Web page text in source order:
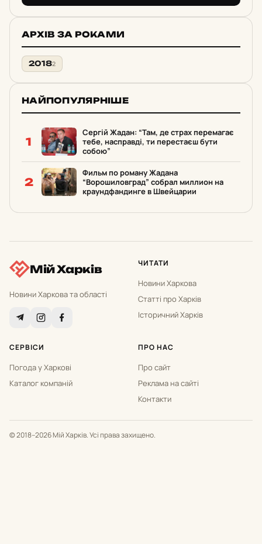
АРХІВ ЗА РОКАМИ
20182
НАЙПОПУЛЯРНІШЕ
1
Сергій Жадан: “Там, де страх перемагає
тебе, насправді, ти перестаєш бути
собою”
2
Фильм по роману Жадана
“Ворошиловград” собрал миллион на
краундфандинге в Швейцарии
Мій Харків
Новини Харкова та області
ЧИТАТИ
Новини Харкова
Статті про Харків
Історичний Харків
СЕРВІСИ
Погода у Харкові
Каталог компаній
ПРО НАС
Про сайт
Реклама на сайті
Контакти
© 2018–2026 Мій Харків. Усі права захищено.